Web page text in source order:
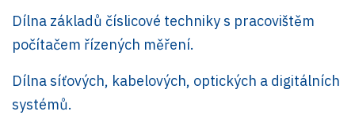
Dílna základů číslicové techniky s pracovištěm
počítačem řízených měření.
Dílna síťových, kabelových, optických a digitálních
systémů.